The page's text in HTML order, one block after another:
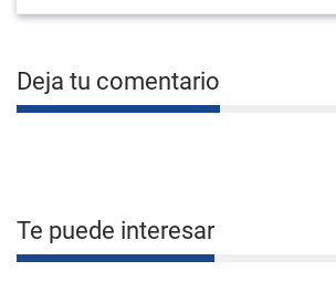
Deja tu comentario
Te puede interesar